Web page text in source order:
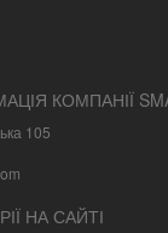
КОМПАНІЇ
105
НА САЙТІ